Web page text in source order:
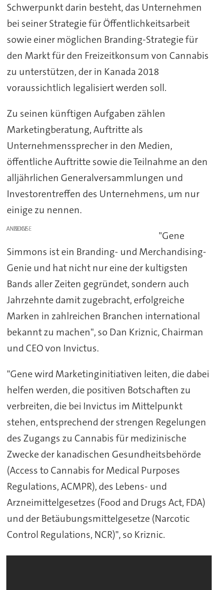
Schwerpunkt darin besteht, das Unternehmen
bei seiner Strategie für Öffentlichkeitsarbeit
sowie einer möglichen Branding-Strategie für
den Markt für den Freizeitkonsum von Cannabis
zu unterstützen, der in Kanada 2018
voraussichtlich legalisiert werden soll.
Zu seinen künftigen Aufgaben zählen
Marketingberatung, Auftritte als
Unternehmenssprecher in den Medien,
öffentliche Auftritte sowie die Teilnahme an den
alljährlichen Generalversammlungen und
Investorentreffen des Unternehmens, um nur
einige zu nennen.
ANZEIGE
"Gene
Simmons ist ein Branding- und Merchandising-
Genie und hat nicht nur eine der kultigsten
Bands aller Zeiten gegründet, sondern auch
Jahrzehnte damit zugebracht, erfolgreiche
Marken in zahlreichen Branchen international
bekannt zu machen", so Dan Kriznic, Chairman
und CEO von Invictus.
"Gene wird Marketinginitiativen leiten, die dabei
helfen werden, die positiven Botschaften zu
verbreiten, die bei Invictus im Mittelpunkt
stehen, entsprechend der strengen Regelungen
des Zugangs zu Cannabis für medizinische
Zwecke der kanadischen Gesundheitsbehörde
(Access to Cannabis for Medical Purposes
Regulations, ACMPR), des Lebens- und
Arzneimittelgesetzes (Food and Drugs Act, FDA)
und der Betäubungsmittelgesetze (Narcotic
Control Regulations, NCR)", so Kriznic.